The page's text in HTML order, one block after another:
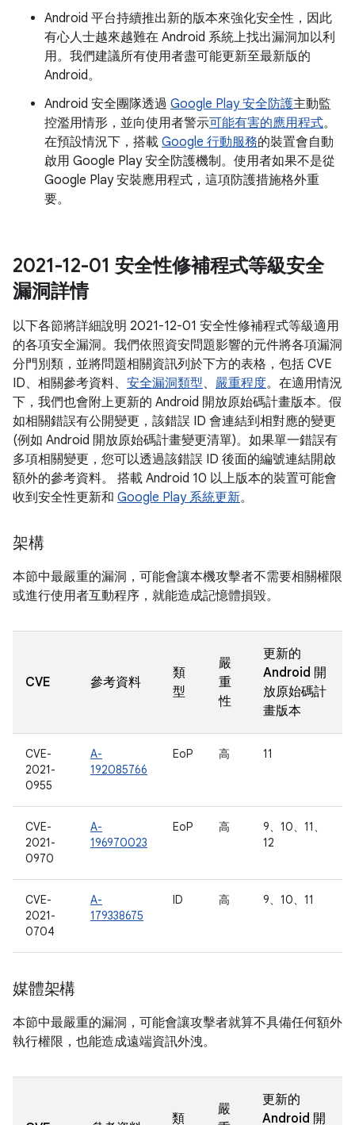
Android 平台持續推出新的版本來強化安全性，因此
有心人士越來越難在 Android 系統上找出漏洞加以利
用。我們建議所有使用者盡可能更新至最新版的
Android。
Android 安全團隊透過 Google Play 安全防護主動監
控濫用情形，並向使用者警示可能有害的應用程式。
在預設情況下，搭載 Google 行動服務的裝置會自動
啟用 Google Play 安全防護機制。使用者如果不是從
Google Play 安裝應用程式，這項防護措施格外重
要。
2021-12-01 安全性修補程式等級安全
漏洞詳情
以下各節將詳細說明 2021-12-01 安全性修補程式等級適用
的各項安全漏洞。我們依照資安問題影響的元件將各項漏洞
分門別類，並將問題相關資訊列於下方的表格，包括 CVE
ID、相關參考資料、 安全漏洞類型、 嚴重程度。在適用情況
下，我們也會附上更新的 Android 開放原始碼計畫版本。假
如相關錯誤有公開變更，該錯誤 ID 會連結到相對應的變更
(例如 Android 開放原始碼計畫變更清單)。如果單一錯誤有
多項相關變更，您可以透過該錯誤 ID 後面的編號連結開啟
額外的參考資料。 搭載 Android 10 以上版本的裝置可能會
收到安全性更新和 Google Play 系統更新。
架構
本節中最嚴重的漏洞，可能會讓本機攻擊者不需要相關權限
或進行使用者互動程序，就能造成記憶體損毀。
CVE 參考資料
類
型
嚴
重
性
更新的
Android 開
放原始碼計
畫版本
CVE-
2021-
0955
A-
192085766
EoP 高 11
CVE-
2021-
0970
A-
196970023
EoP 高
9、10、11、
12
CVE-
2021-
0704
A-
179338675
ID 高 9、10、11
媒體架構
本節中最嚴重的漏洞，可能會讓攻擊者就算不具備任何額外
執行權限，也能造成遠端資訊外洩。
類
嚴
更新的
Android 開